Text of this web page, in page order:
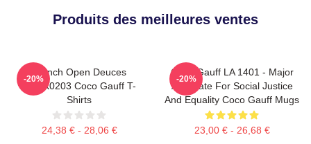
Produits des meilleures ventes
French Open Deuces
DTNK0203 Coco Gauff T-
Shirts
24,38 € - 28,06 €
-20%
Coco Gauff LA 1401 - Major
Advocate For Social Justice
And Equality Coco Gauff Mugs
23,00 € - 26,68 €
-20%